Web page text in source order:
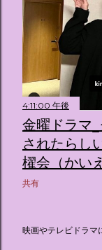
4:11:00 午後
金曜ドラマ
されたらし
櫂会（かいえ
共有
映画やテレビドラマ